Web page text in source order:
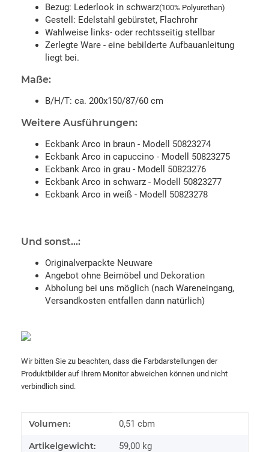
Bezug: Lederlook in schwarz(100% Polyurethan)
Gestell: Edelstahl gebürstet, Flachrohr
Wahlweise links- oder rechtsseitig stellbar
Zerlegte Ware - eine bebilderte Aufbauanleitung
liegt bei.
Maße:
B/H/T: ca. 200x150/87/60 cm
Weitere Ausführungen:
Eckbank Arco in braun - Modell 50823274
Eckbank Arco in capuccino - Modell 50823275
Eckbank Arco in grau - Modell 50823276
Eckbank Arco in schwarz - Modell 50823277
Eckbank Arco in weiß - Modell 50823278
Und sonst...:
Originalverpackte Neuware
Angebot ohne Beimöbel und Dekoration
Abholung bei uns möglich (nach Wareneingang,
Versandkosten entfallen dann natürlich)
Wir bitten Sie zu beachten, dass die Farbdarstellungen der
Produktbilder auf Ihrem Monitor abweichen können und nicht
verbindlich sind.
Produkteigenschaft
Wert
Volumen: 0,51 cbm
Artikelgewicht: 59,00 kg